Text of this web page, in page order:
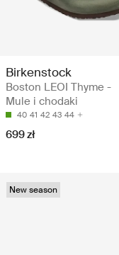
Birkenstock
Boston LEOI Thyme -
Mule i chodaki
40 41 42 43 44
699 zł
New season